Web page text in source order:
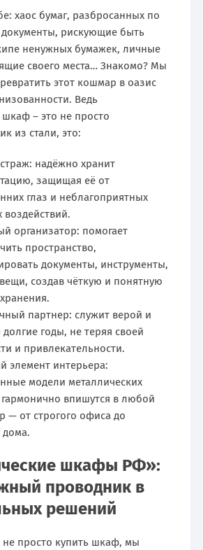
хаос бумаг, разбросанных по
рискующие быть
ненужных бумажек, личные
своего места… Знакомо? Мы
этот кошмар в оазис
Ведь
– это не просто
из стали, это:
надёжно хранит
защищая её от
глаз и неблагоприятных
воздействий.
организатор: помогает
пространство,
документы, инструменты,
создав чёткую и понятную
партнер: служит верой и
годы, не теряя своей
и привлекательности.
элемент интерьера:
модели металлических
впишутся в любой
— от строгого офиса до
дома.
шкафы РФ»:
проводник в
решений
просто купить шкаф, мы